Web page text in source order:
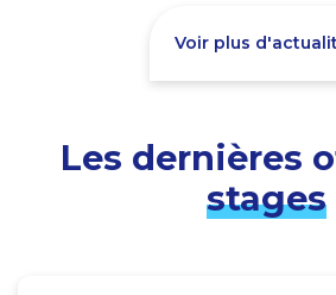
Voir plus
Les dernières
stages